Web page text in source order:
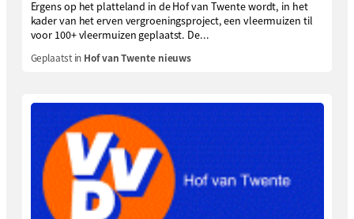
Ergens op het platteland in de Hof van Twente wordt, in het
kader van het erven vergroeningsproject, een vleermuizen til
voor 100+ vleermuizen geplaatst. De...
Geplaatst in Hof van Twente nieuws